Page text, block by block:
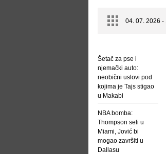
04. 07. 2026 -
Šetač za pse i
njemački auto:
neobični uslovi pod
kojima je Tajs stigao
u Makabi
NBA bomba:
Thompson seli u
Miami, Jović bi
mogao završiti u
Dallasu